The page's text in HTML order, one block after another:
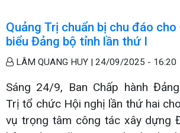
Quảng Trị chuẩn bị chu đáo
biểu Đảng bộ tỉnh lần thứ I
LÂM QUANG HUY | 24/09/2025 - 16:20
Sáng 24/9, Ban Chấp hành
Trị tổ chức Hội nghị lần thứ hai
vụ trọng tâm công tác xây dựng